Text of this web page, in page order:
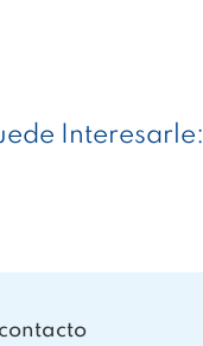
Interesarle: